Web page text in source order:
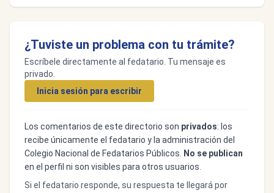
¿Tuviste un problema con tu trámite?
Escríbele directamente al fedatario. Tu mensaje es
privado.
Inicia sesión para escribir
Los comentarios de este directorio son privados: los
recibe únicamente el fedatario y la administración del
Colegio Nacional de Fedatarios Públicos.
No se publican
en el perfil ni son visibles para otros usuarios.
Si el fedatario responde, su respuesta te llegará por